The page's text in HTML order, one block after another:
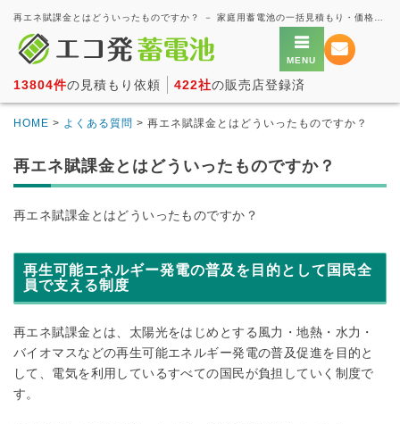
13804件の見積もり依頼 422社の販売店登録済
HOME > よくある質問 > 再エネ賦課金とはどういったものですか？
再エネ賦課金とはどういったものですか？
再エネ賦課金とはどういったものですか？
再生可能エネルギー発電の普及を目的として国民全
員で支える制度
再エネ賦課金とは、太陽光をはじめとする風力・地熱・水力・
バイオマスなどの再生可能エネルギー発電の普及促進を目的と
して、電気を利用しているすべての国民が負担していく制度で
す。